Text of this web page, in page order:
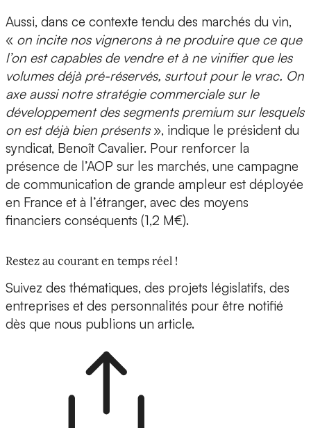
Aussi, dans ce contexte tendu des marchés du vin,
« on incite nos vignerons à ne produire que ce que
l’on est capables de vendre et à ne vinifier que les
volumes déjà pré-réservés, surtout pour le vrac. On
axe aussi notre stratégie commerciale sur le
développement des segments premium sur lesquels
on est déjà bien présents», indique le président du
syndicat, Benoît Cavalier. Pour renforcer la
présence de l’AOP sur les marchés, une campagne
de communication de grande ampleur est déployée
en France et à l’étranger, avec des moyens
financiers conséquents (1,2 M€).
Restez au courant en temps réel !
Suivez des thématiques, des projets législatifs, des
entreprises et des personnalités pour être notifié
dès que nous publions un article.